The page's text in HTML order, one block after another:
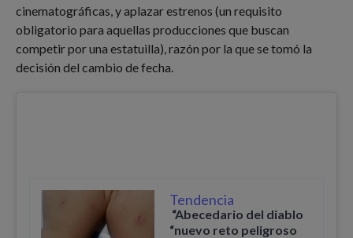
cinematográficas, y aplazar estrenos (un requisito
obligatorio para aquellas producciones que buscan
competir por una estatuilla), razón por la que se tomó la
decisión del cambio de fecha.
Tendencia
“Abecedario del diablo
“nuevo reto peligroso